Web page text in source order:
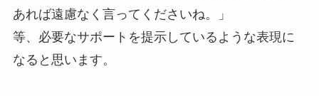
あれば遠慮なく言ってくださいね。」
等、必要なサポートを提示しているような表現に
なると思います。